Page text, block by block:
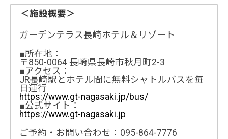
＜施設概要＞
ガーデンテラス長崎ホテル＆リゾート
■所在地：
〒850-0064 長崎県長崎市秋月町2-3
■アクセス：
JR長崎駅とホテル間に無料シャトルバスを毎
日運行
https://www.gt-nagasaki.jp/bus/
■公式サイト：
https://www.gt-nagasaki.jp
ご予約・お問い合わせ：095-864-7776